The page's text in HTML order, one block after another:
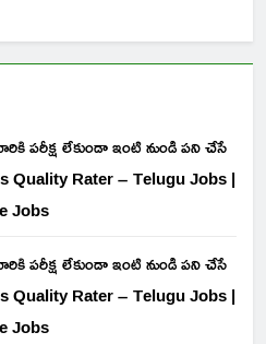
పరీక్ష లేకుండా ఇంటి నుండి పని చేసే
Quality Rater – Telugu Jobs |
Jobs
పరీక్ష లేకుండా ఇంటి నుండి పని చేసే
Quality Rater – Telugu Jobs |
Jobs